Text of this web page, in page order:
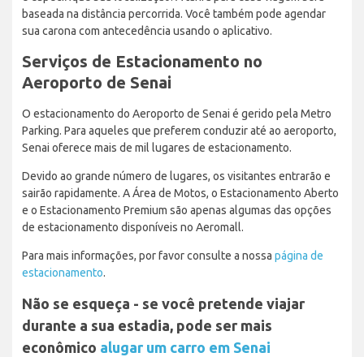
baseada na distância percorrida. Você também pode agendar
sua carona com antecedência usando o aplicativo.
Serviços de Estacionamento no
Aeroporto de Senai
O estacionamento do Aeroporto de Senai é gerido pela Metro
Parking. Para aqueles que preferem conduzir até ao aeroporto,
Senai oferece mais de mil lugares de estacionamento.
Devido ao grande número de lugares, os visitantes entrarão e
sairão rapidamente. A Área de Motos, o Estacionamento Aberto
e o Estacionamento Premium são apenas algumas das opções
de estacionamento disponíveis no Aeromall.
Para mais informações, por favor consulte a nossa página de
estacionamento.
Não se esqueça - se você pretende viajar
durante a sua estadia, pode ser mais
econômico alugar um carro em Senai